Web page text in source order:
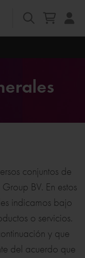
conjuntos de
BV. En estos
indicamos bajo
o servicios.
y que
del acuerdo que